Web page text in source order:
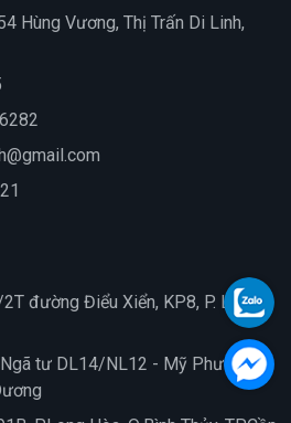
Hùng Vương, Thị Trấn Di Linh,
đường Điểu Xiển, KP8, P. Long
tư DL14/NL12 - Mỹ Phước 3,